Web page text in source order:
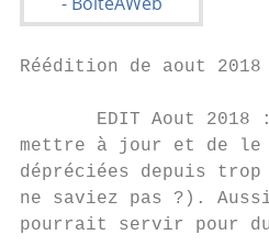
Réédition de aout
EDIT Aout 2018
mettre à jour et de
dépréciées depuis
ne saviez pas ?).
pourrait servir pour du